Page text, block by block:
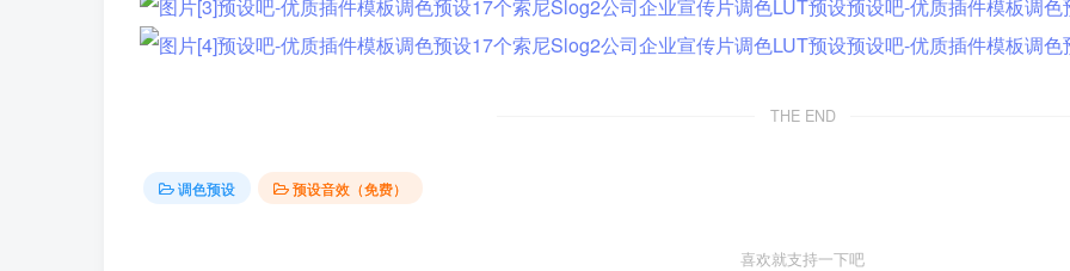
THE END
调色预设 预设音效（免费）
喜欢就支持一下吧